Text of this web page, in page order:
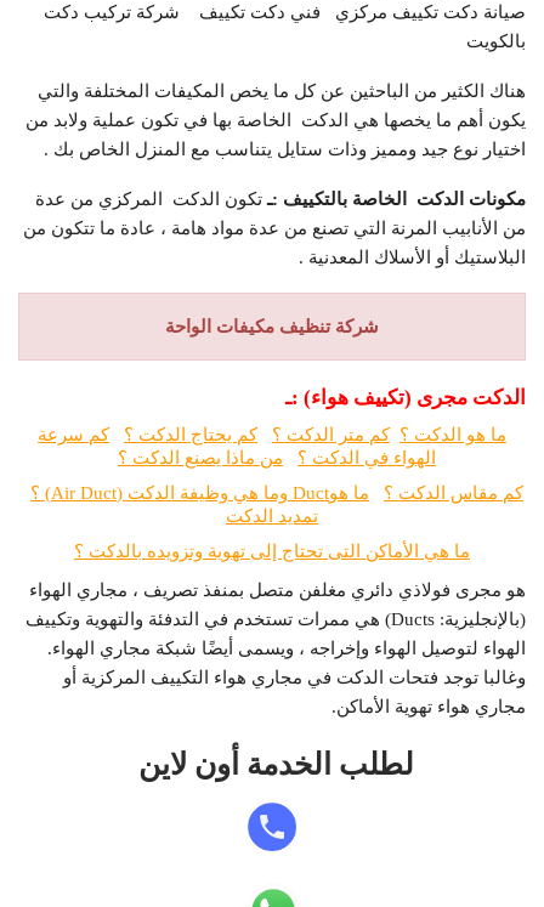
صيانة دكت تكييف مركزي
فني دكت تكييف شركة تركيب دكت
بالكويت
هناك الكثير من الباحثين عن كل ما يخص المكيفات المختلفة والتي
يكون أهم ما يخصها هي الدكت الخاصة بها في تكون عملية ولابد من
اختيار نوع جيد ومميز وذات ستايل يتناسب مع المنزل الخاص بك .
مكونات الدكت الخاصة بالتكييف :ـتكون الدكت المركزي من عدة
من الأنابيب المرنة التي تصنع من عدة مواد هامة ، عادة ما تتكون من
البلاستيك أو الأسلاك المعدنية .
شركة تنظيف مكيفات الواحة
الدكت مجرى (تكييف هواء) :ـ
ما هو الدكت ؟ كم متر الدكت ؟ كم يحتاج الدكت ؟
كم سرعة
الهواء في الدكت ؟
من ماذا يصنع الدكت ؟
كم مقاس الدكت ؟
ما هوDuct وما هي وظيفة الدكت (Air Duct) ؟
تمديد الدكت
ما هي الأماكن التى تحتاج إلى تهوية وتزويده بالدكت ؟
هو مجرى فولاذي دائري مغلفن متصل بمنفذ تصريف ، مجاري الهواء
(بالإنجليزية: Ducts)‏ هي ممرات تستخدم في التدفئة والتهوية وتكييف
الهواء لتوصيل الهواء وإخراجه ، ويسمى أيضًا شبكة مجاري الهواء.
وغالبا توجد فتحات الدكت في مجاري هواء التكييف المركزية أو
مجاري هواء تهوية الأماكن.
لطلب الخدمة أون لاين